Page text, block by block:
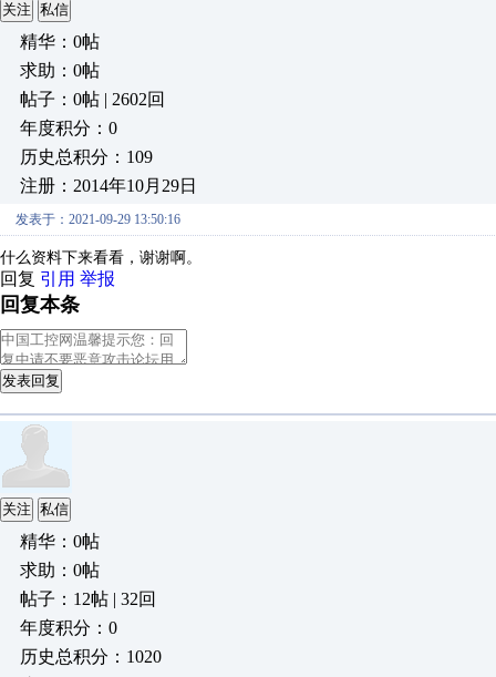
关注 私信
精华：0帖
求助：0帖
帖子：0帖 | 2602回
年度积分：0
历史总积分：109
注册：2014年10月29日
发表于：2021-09-29 13:50:16
什么资料下来看看，谢谢啊。
回复 引用 举报
回复本条
发表回复
关注 私信
精华：0帖
求助：0帖
帖子：12帖 | 32回
年度积分：0
历史总积分：1020